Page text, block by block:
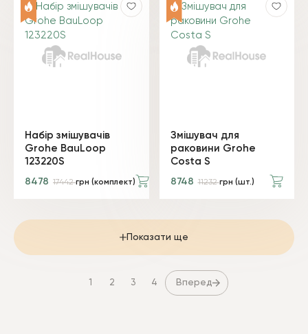
Набір змішувачів
Grohe BauLoop
123220S
8478 17442грн (комплект)
Змішувач для
раковини Grohe
Costa S
8748 11232грн (шт.)
Показати ще
1 2 3 4 Вперед